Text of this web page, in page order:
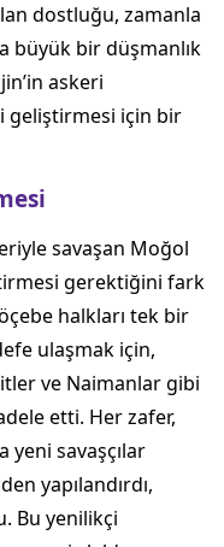
dostluğu, zamanla
büyük bir düşmanlık
askeri
geliştirmesi için bir
savaşan Moğol
gerektiğini fark
halkları tek bir
ulaşmak için,
ve Naimanlar gibi
etti. Her zafer,
yeni savaşçılar
yapılandırdı,
Bu yenilikçi